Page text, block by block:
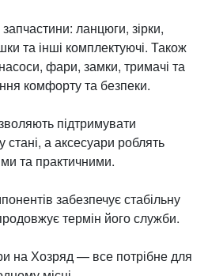
ланцюги, зірки,
та інші комплектуючі. Також
фари, замки, тримачі та
комфорту та безпеки.
підтримувати
а аксесуари роблять
та практичними.
забезпечує стабільну
термін його служби.
на Хозряд — все потрібне для